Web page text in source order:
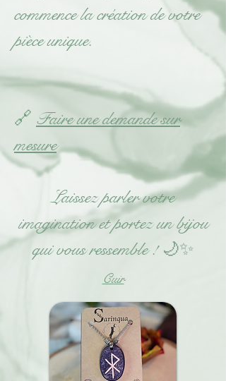
commence la création de votre
pièce unique.
🔗 Faire une demande sur
mesure
Laissez parler votre
imagination et portez un bijou
qui vous ressemble ! 🌙✨
Cuir